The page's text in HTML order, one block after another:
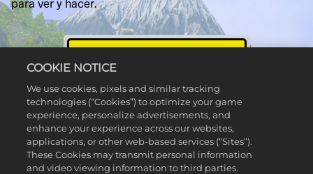
para ver y hacer.
COOKIE NOTICE
We use cookies, pixels and similar tracking
technologies (“Cookies”) to optimize your game
experience, personalize advertisements, and
enhance your experience across our websites,
applications, or other web-based services (“Sites”).
These Cookies may transmit personal information
and video viewing information to third parties.